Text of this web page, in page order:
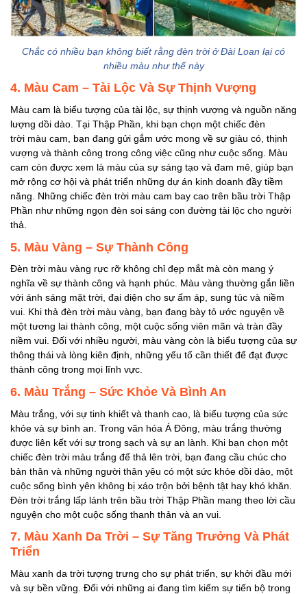
Chắc có nhiều bạn không biết rằng đèn trời ở Đài Loan lại có
nhiều màu như thế này
4. Màu Cam – Tài Lộc Và Sự Thịnh Vượng
Màu cam là biểu tượng của tài lộc, sự thịnh vượng và nguồn năng
lượng dồi dào. Tại Thập Phần, khi bạn chọn một chiếc đèn
trời màu cam, bạn đang gửi gắm ước mong về sự giàu có, thịnh
vượng và thành công trong công việc cũng như cuộc sống. Màu
cam còn được xem là màu của sự sáng tạo và đam mê, giúp bạn
mở rộng cơ hội và phát triển những dự án kinh doanh đầy tiềm
năng. Những chiếc đèn trời màu cam bay cao trên bầu trời Thập
Phần như những ngọn đèn soi sáng con đường tài lộc cho người
thả.
5. Màu Vàng – Sự Thành Công
Đèn trời màu vàng rực rỡ không chỉ đẹp mắt mà còn mang ý
nghĩa về sự thành công và hạnh phúc. Màu vàng thường gắn liền
với ánh sáng mặt trời, đại diện cho sự ấm áp, sung túc và niềm
vui. Khi thả đèn trời màu vàng, bạn đang bày tỏ ước nguyện về
một tương lai thành công, một cuộc sống viên mãn và tràn đầy
niềm vui. Đối với nhiều người, màu vàng còn là biểu tượng của sự
thông thái và lòng kiên định, những yếu tố cần thiết để đạt được
thành công trong mọi lĩnh vực.
6. Màu Trắng – Sức Khỏe Và Bình An
Màu trắng, với sự tinh khiết và thanh cao, là biểu tượng của sức
khỏe và sự bình an. Trong văn hóa Á Đông, màu trắng thường
được liên kết với sự trong sạch và sự an lành. Khi bạn chọn một
chiếc đèn trời màu trắng để thả lên trời, bạn đang cầu chúc cho
bản thân và những người thân yêu có một sức khỏe dồi dào, một
cuộc sống bình yên không bị xáo trộn bởi bệnh tật hay khó khăn.
Đèn trời trắng lấp lánh trên bầu trời Thập Phần mang theo lời cầu
nguyện cho một cuộc sống thanh thản và an vui.
7. Màu Xanh Da Trời – Sự Tăng Trưởng Và Phát
Triển
Màu xanh da trời tượng trưng cho sự phát triển, sự khởi đầu mới
và sự bền vững. Đối với những ai đang tìm kiếm sự tiến bộ trong